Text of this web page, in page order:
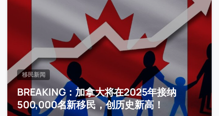
移民新闻
BREAKING：加拿大将在2025年接纳
500,000名新移民，创历史新高！